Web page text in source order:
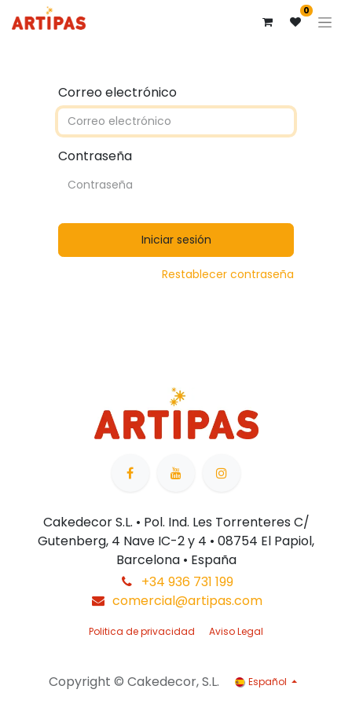
0
Correo electrónico
Contraseña
Iniciar sesión
Restablecer contraseña
Cakedecor S.L. • Pol. Ind. Les Torrenteres C/
Gutenberg, 4 Nave IC-2 y 4 • 08754 El Papiol,
Barcelona • España
+34 936 731 199
comercial@artipas.com
Politica de privacidad Aviso Legal
Copyright © Cakedecor, S.L. Español